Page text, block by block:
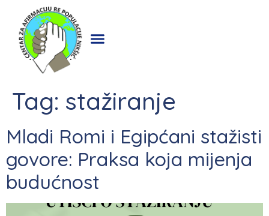
Tag: stažiranje
Mladi Romi i Egipćani stažisti
govore: Praksa koja mijenja
budućnost